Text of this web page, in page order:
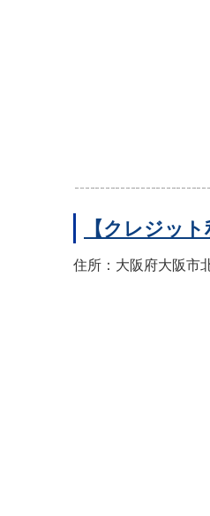
【クレジッ
住所：大阪府大阪市